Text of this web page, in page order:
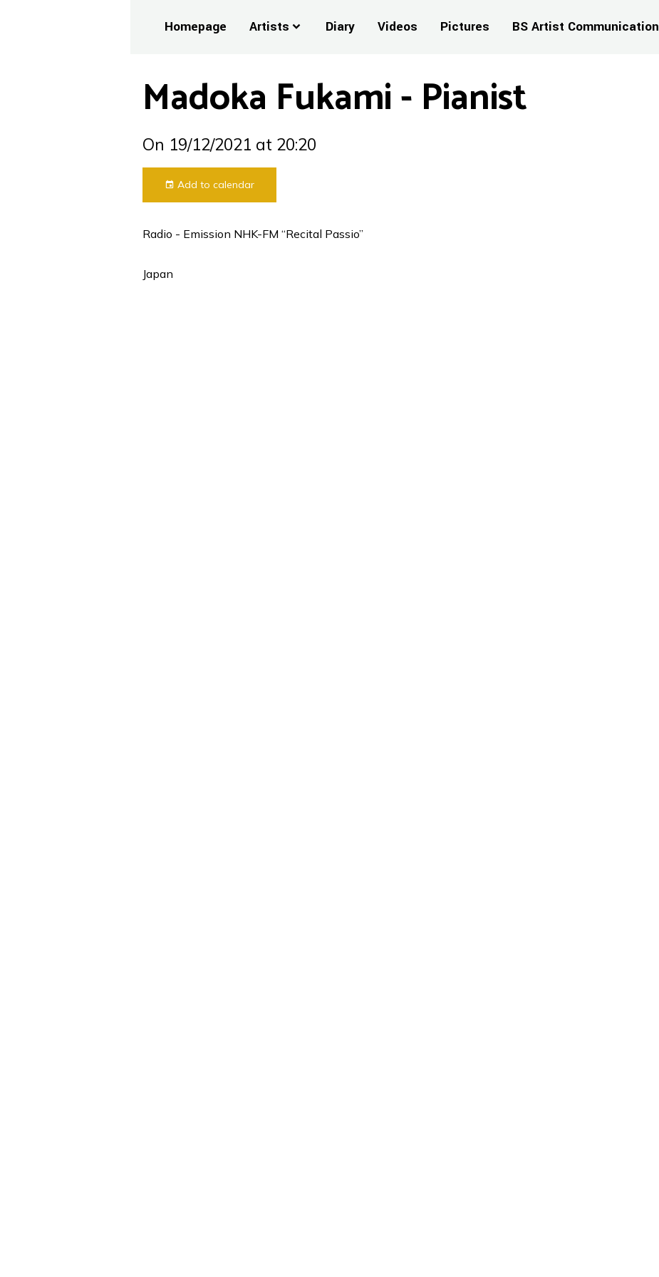
Homepage Artists Diary Videos Pictures BS Artist Communication
Madoka Fukami - Pianist
On 19/12/2021 at 20:20
Add to calendar
Radio - Emission NHK-FM “Recital Passio”
Japan